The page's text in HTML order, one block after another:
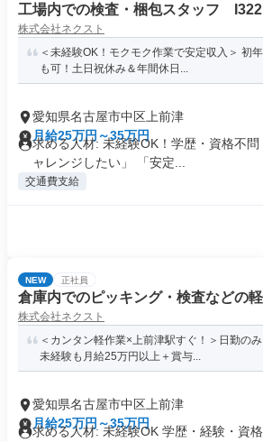
工場内での検査・梱包スタッフ I322
株式会社ネクスト
＜未経験OK！モクモク作業で安定収入＞ 初
も可！土日祝休み＆年間休日...
愛知県名古屋市中区上前津
月給25万円～35万円
求める人材: 未経験OK！学歴・資格不
ャレンジしたい」 「安定...
交通費支給
NEW 正社員
倉庫内でのピッキング・検査などの
株式会社ネクスト
＜カンタン軽作業×上前津駅すぐ！＞日勤の
未経験も月給25万円以上＋賞与...
愛知県名古屋市中区上前津
月給25万円～35万円
求める人材: 未経験OK 学歴・経験・資